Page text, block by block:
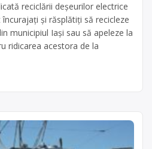
reciclării deșeurilor electrice
și răsplătiți să recicleze
municipiul Iași sau să apeleze la
ridicarea acestora de la